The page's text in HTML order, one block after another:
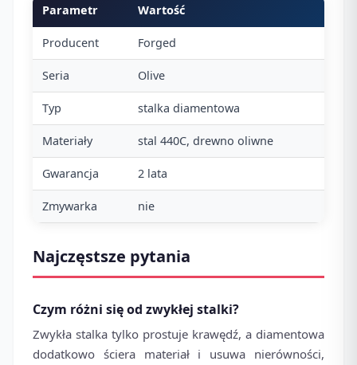
Parametr Wartość
Producent Forged
Seria Olive
Typ stalka diamentowa
Materiały stal 440C, drewno oliwne
Gwarancja 2 lata
Zmywarka nie
Najczęstsze pytania
Czym różni się od zwykłej stalki?
Zwykła stalka tylko prostuje krawędź, a diamentowa
dodatkowo ściera materiał i usuwa nierówności,